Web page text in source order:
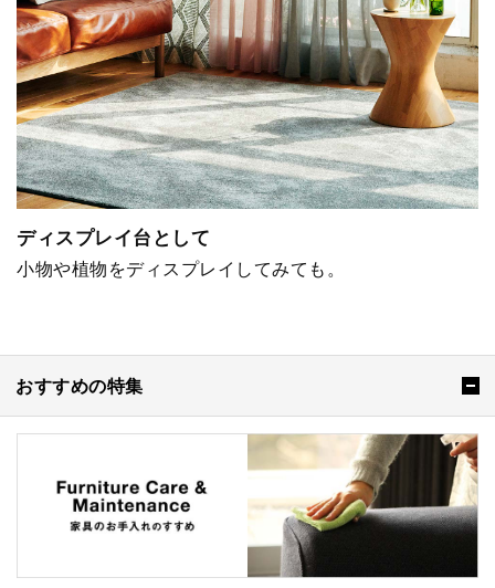
ディスプレイ台として
小物や植物をディスプレイしてみても。
おすすめの特集